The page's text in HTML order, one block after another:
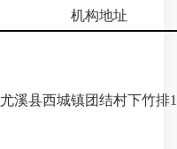
机构地址
尤溪县西城镇团结村下竹排